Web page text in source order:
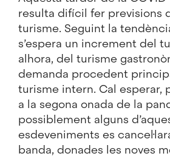
resulta difícil fer previsions
turisme. Seguint la
s’espera un increment del
alhora, del turisme
demanda procedent
turisme intern. Cal esperar,
a la segona onada de la
possiblement alguns
esdeveniments es
banda, donades les noves